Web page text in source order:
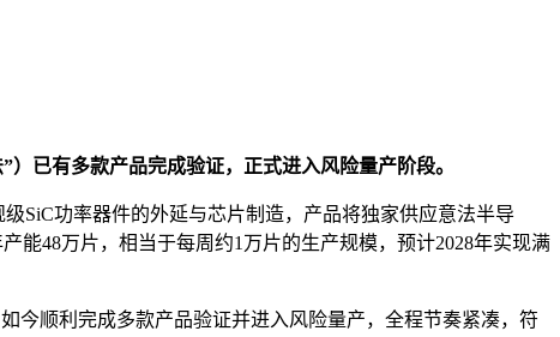
已有多款产品完成验证，正式进入风险量产阶段。
SiC功率器件的外延与芯片制造，产品将独家供应意法半导
能48万片，相当于每周约1万片的生产规模，预计2028年实现满
今顺利完成多款产品验证并进入风险量产，全程节奏紧凑，符